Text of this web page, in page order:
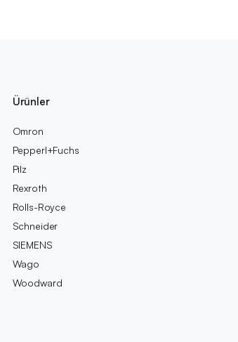
Ürünler
Omron
Pepperl+Fuchs
Pilz
Rexroth
Rolls-Royce
Schneider
SIEMENS
Wago
Woodward